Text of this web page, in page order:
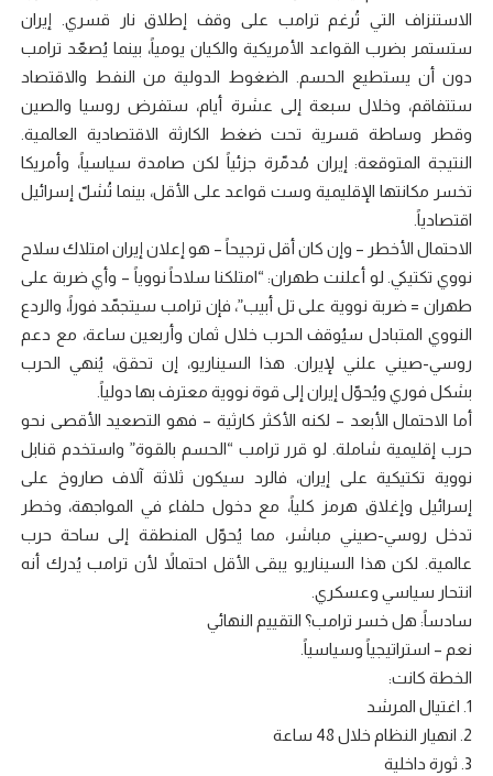
الاستنزاف التي تُرغم ترامب على وقف إطلاق نار قسري. إيران
ستستمر بضرب القواعد الأمريكية والكيان يومياً، بينما يُصعّد ترامب
دون أن يستطيع الحسم. الضغوط الدولية من النفط والاقتصاد
ستتفاقم، وخلال سبعة إلى عشرة أيام، ستفرض روسيا والصين
وقطر وساطة قسرية تحت ضغط الكارثة الاقتصادية العالمية.
النتيجة المتوقعة: إيران مُدمّرة جزئياً لكن صامدة سياسياً، وأمريكا
تخسر مكانتها الإقليمية وست قواعد على الأقل، بينما تُشلّ إسرائيل
اقتصادياً.
الاحتمال الأخطر – وإن كان أقل ترجيحاً – هو إعلان إيران امتلاك سلاح
نووي تكتيكي. لو أعلنت طهران: “امتلكنا سلاحاً نووياً – وأي ضربة على
طهران = ضربة نووية على تل أبيب”، فإن ترامب سيتجمّد فوراً، والردع
النووي المتبادل سيُوقف الحرب خلال ثمان وأربعين ساعة، مع دعم
روسي-صيني علني لإيران. هذا السيناريو، إن تحقق، يُنهي الحرب
بشكل فوري ويُحوّل إيران إلى قوة نووية معترف بها دولياً.
أما الاحتمال الأبعد – لكنه الأكثر كارثية – فهو التصعيد الأقصى نحو
حرب إقليمية شاملة. لو قرر ترامب “الحسم بالقوة” واستخدم قنابل
نووية تكتيكية على إيران، فالرد سيكون ثلاثة آلاف صاروخ على
إسرائيل وإغلاق هرمز كلياً، مع دخول حلفاء في المواجهة، وخطر
تدخل روسي-صيني مباشر، مما يُحوّل المنطقة إلى ساحة حرب
عالمية. لكن هذا السيناريو يبقى الأقل احتمالاً لأن ترامب يُدرك أنه
انتحار سياسي وعسكري.
سادساً: هل خسر ترامب؟ التقييم النهائي
نعم – استراتيجياً وسياسياً.
الخطة كانت:
1. اغتيال المرشد
2. انهيار النظام خلال 48 ساعة
3. ثورة داخلية